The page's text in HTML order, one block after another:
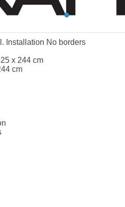
Installation No borders
x 244 cm
cm